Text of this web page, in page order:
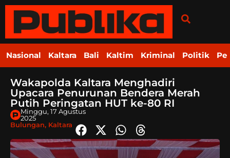
Nasional Kaltara Bali Kaltim Kriminal Politik
Wakapolda Kaltara Menghadiri
Upacara Penurunan Bendera Merah
Putih Peringatan HUT ke-80 RI
Minggu, 17 Agustus
2025
Bulungan, Kaltara